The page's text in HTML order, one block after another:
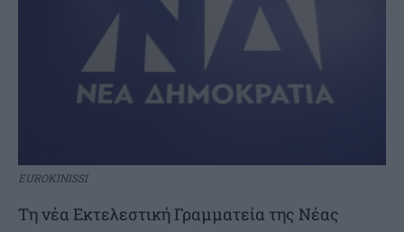
EUROKINISSI
Τη νέα Εκτελεστική Γραμματεία της Νέας